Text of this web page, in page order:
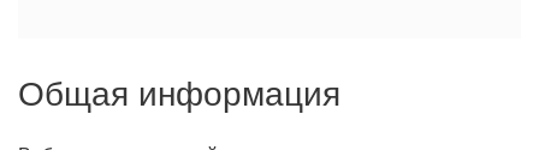
Общая информация